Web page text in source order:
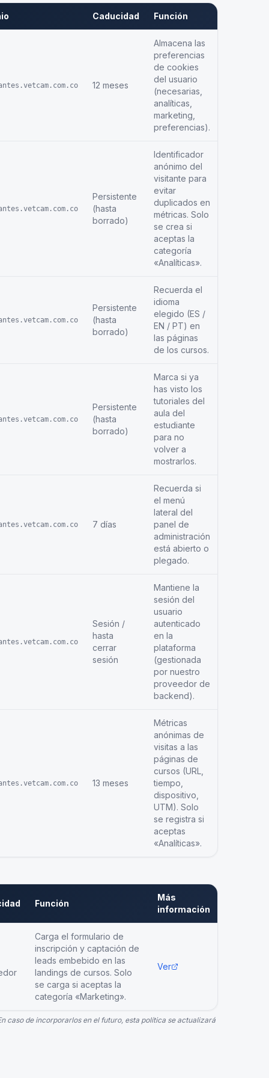
Caducidad Función
12 meses
Almacena las
preferencias
de cookies
del usuario
(necesarias,
analíticas,
marketing,
preferencias).
Persistente
(hasta
borrado)
Identificador
anónimo del
visitante para
evitar
duplicados en
métricas. Solo
se crea si
aceptas la
categoría
«Analíticas».
Persistente
(hasta
borrado)
Recuerda el
idioma
elegido (ES /
EN / PT) en
las páginas
de los cursos.
Persistente
(hasta
borrado)
Marca si ya
has visto los
tutoriales del
aula del
estudiante
para no
volver a
mostrarlos.
7 días
Recuerda si
el menú
lateral del
panel de
administración
está abierto o
plegado.
Sesión /
hasta
cerrar
sesión
Mantiene la
sesión del
usuario
autenticado
en la
plataforma
(gestionada
por nuestro
proveedor de
backend).
13 meses
Métricas
anónimas de
visitas a las
páginas de
cursos (URL,
tiempo,
dispositivo,
UTM). Solo
se registra si
aceptas
«Analíticas».
Función
Más
información
Carga el formulario de
inscripción y captación de
leads embebido en las
landings de cursos. Solo
se carga si aceptas la
categoría «Marketing».
Ver
caso de incorporarlos en el futuro, esta política se actualizará